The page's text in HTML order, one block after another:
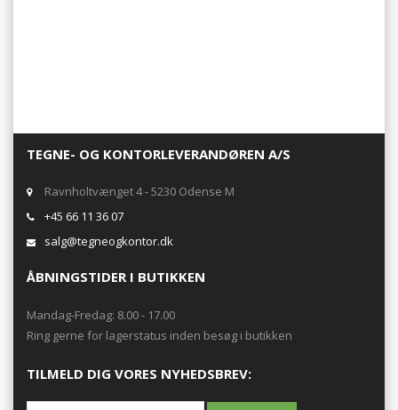
TEGNE- OG KONTORLEVERANDØREN A/S
Ravnholtvænget 4 - 5230 Odense M
+45 66 11 36 07
salg@tegneogkontor.dk
ÅBNINGSTIDER I BUTIKKEN
Mandag-Fredag: 8.00 - 17.00
Ring gerne for lagerstatus inden besøg i butikken
TILMELD DIG VORES NYHEDSBREV: